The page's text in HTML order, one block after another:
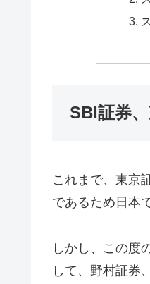
SBI証券
これまで、東京
であるため日本
しかし、この度
して、野村証券、